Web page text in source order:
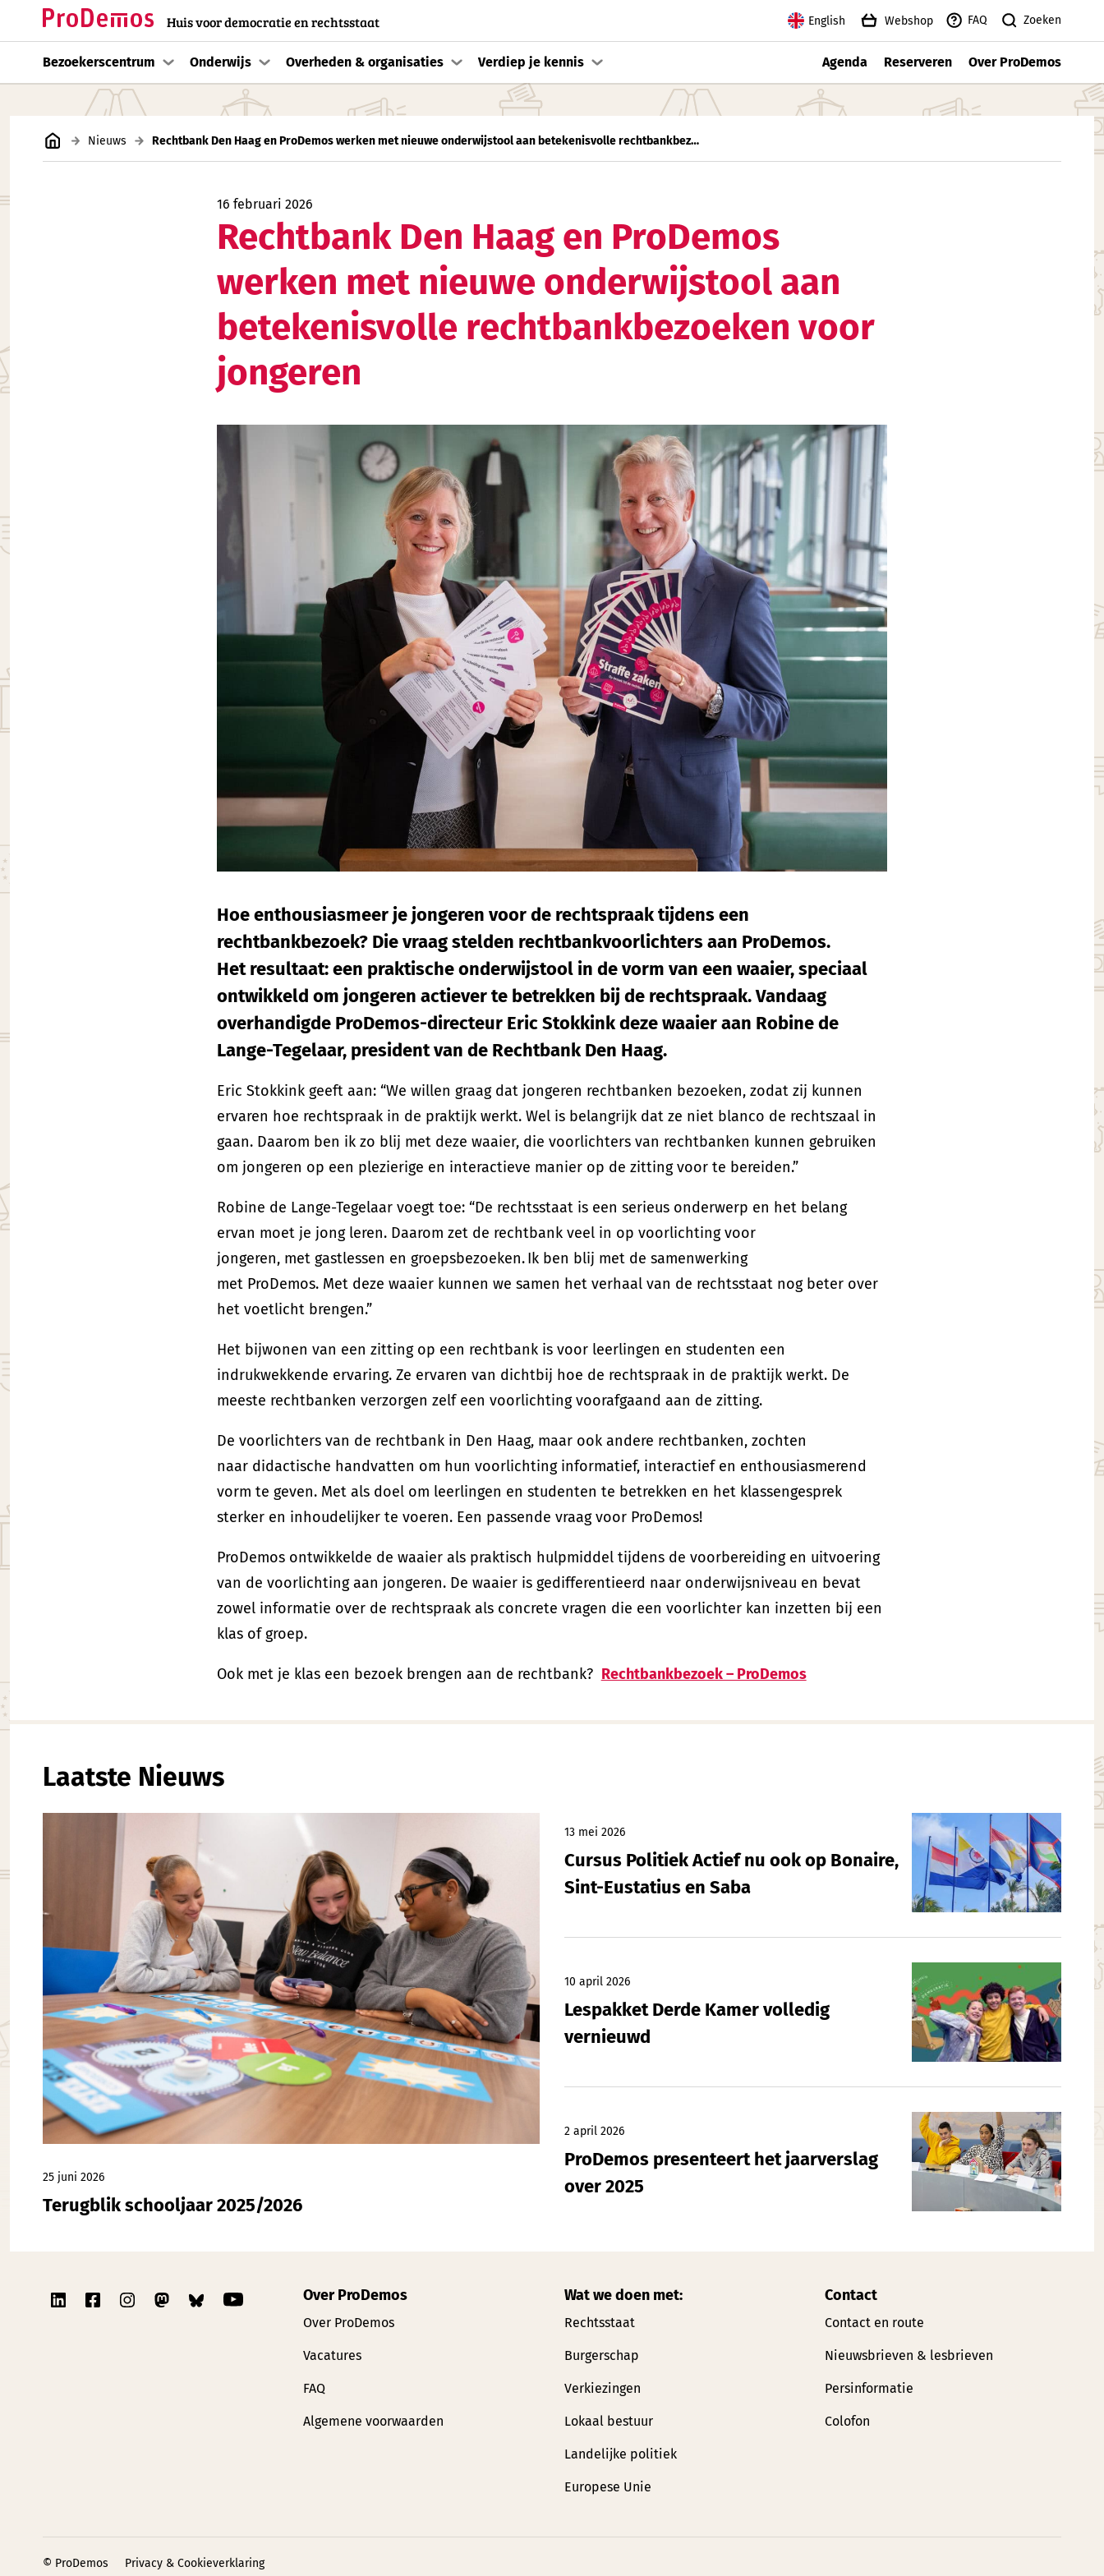
Huis voor democratie en rechtsstaat English Webshop FAQ Zoeken
Bezoekerscentrum Onderwijs Overheden & organisaties Verdiep je kennis Agenda Reserveren Over ProDemos
Nieuws Rechtbank Den Haag en ProDemos werken met nieuwe onderwijstool aan betekenisvolle rechtbankbezoeken voor jongeren
16 februari 2026
Rechtbank Den Haag en ProDemos
werken met nieuwe onderwijstool aan
betekenisvolle rechtbankbezoeken voor
jongeren
Hoe enthousiasmeer je jongeren voor de rechtspraak tijdens een
rechtbankbezoek? Die vraag stelden rechtbankvoorlichters aan ProDemos.
Het resultaat: een praktische onderwijstool in de vorm van een waaier, speciaal
ontwikkeld om jongeren actiever te betrekken bij de rechtspraak. Vandaag
overhandigde ProDemos-directeur Eric Stokkink deze waaier aan Robine de
Lange-Tegelaar, president van de Rechtbank Den Haag.
Eric Stokkink geeft aan: “We willen graag dat jongeren rechtbanken bezoeken, zodat zij kunnen
ervaren hoe rechtspraak in de praktijk werkt. Wel is belangrijk dat ze niet blanco de rechtszaal in
gaan. Daarom ben ik zo blij met deze waaier, die voorlichters van rechtbanken kunnen gebruiken
om jongeren op een plezierige en interactieve manier op de zitting voor te bereiden.”
Robine de Lange-Tegelaar voegt toe: “De rechtsstaat is een serieus onderwerp en het belang
ervan moet je jong leren. Daarom zet de rechtbank veel in op voorlichting voor
jongeren, met gastlessen en groepsbezoeken. Ik ben blij met de samenwerking
met ProDemos. Met deze waaier kunnen we samen het verhaal van de rechtsstaat nog beter over
het voetlicht brengen.”
Het bijwonen van een zitting op een rechtbank is voor leerlingen en studenten een
indrukwekkende ervaring. Ze ervaren van dichtbij hoe de rechtspraak in de praktijk werkt. De
meeste rechtbanken verzorgen zelf een voorlichting voorafgaand aan de zitting.
De voorlichters van de rechtbank in Den Haag, maar ook andere rechtbanken, zochten
naar didactische handvatten om hun voorlichting informatief, interactief en enthousiasmerend
vorm te geven. Met als doel om leerlingen en studenten te betrekken en het klassengesprek
sterker en inhoudelijker te voeren. Een passende vraag voor ProDemos!
ProDemos ontwikkelde de waaier als praktisch hulpmiddel tijdens de voorbereiding en uitvoering
van de voorlichting aan jongeren. De waaier is gedifferentieerd naar onderwijsniveau en bevat
zowel informatie over de rechtspraak als concrete vragen die een voorlichter kan inzetten bij een
klas of groep.
Ook met je klas een bezoek brengen aan de rechtbank? Rechtbankbezoek – ProDemos
Laatste Nieuws
25 juni 2026
Terugblik schooljaar 2025/2026
13 mei 2026
Cursus Politiek Actief nu ook op Bonaire,
Sint-Eustatius en Saba
10 april 2026
Lespakket Derde Kamer volledig
vernieuwd
2 april 2026
ProDemos presenteert het jaarverslag
over 2025
Over ProDemos
Over ProDemos
Vacatures
FAQ
Algemene voorwaarden
Wat we doen met:
Rechtsstaat
Burgerschap
Verkiezingen
Lokaal bestuur
Landelijke politiek
Europese Unie
Contact
Contact en route
Nieuwsbrieven & lesbrieven
Persinformatie
Colofon
© ProDemos Privacy & Cookieverklaring